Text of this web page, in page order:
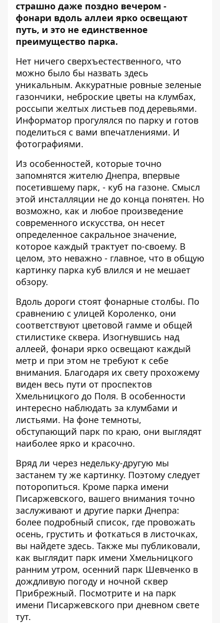
страшно даже поздно вечером -
фонари вдоль аллеи ярко освещают
путь, и это не единственное
преимущество парка.
Нет ничего сверхъестественного, что
можно было бы назвать здесь
уникальным. Аккуратные ровные зеленые
газончики, неброские цветы на клумбах,
россыпи желтых листьев под деревьями.
Информатор прогулялся по парку и готов
поделиться с вами впечатлениями. И
фотографиями.
Из особенностей, которые точно
запомнятся жителю Днепра, впервые
посетившему парк, - куб на газоне. Смысл
этой инсталляции не до конца понятен. Но
возможно, как и любое произведение
современного искусства, он несет
определенное сакральное значение,
которое каждый трактует по-своему. В
целом, это неважно - главное, что в общую
картинку парка куб влился и не мешает
обзору.
Вдоль дороги стоят фонарные столбы. По
сравнению с улицей Короленко, они
соответствуют цветовой гамме и общей
стилистике сквера. Изогнувшись над
аллеей, фонари ярко освещают каждый
метр и при этом не требуют к себе
внимания. Благодаря их свету прохожему
виден весь пути от проспектов
Хмельницкого до Поля. В особенности
интересно наблюдать за клумбами и
листьями. На фоне темноты,
обступающий парк по краю, они выглядят
наиболее ярко и красочно.
Вряд ли через недельку-другую мы
застанем ту же картинку. Поэтому следует
поторопиться. Кроме парка имени
Писаржевского, вашего внимания точно
заслуживают и другие парки Днепра:
более подробный список, где провожать
осень, грустить и фоткаться в листочках,
вы найдете здесь. Также мы публиковали,
как выглядит парк имени Хмельницкого
ранним утром, осенний парк Шевченко в
дождливую погоду и ночной сквер
Прибрежный. Посмотрите и на парк
имени Писаржевского при дневном свете
тут.